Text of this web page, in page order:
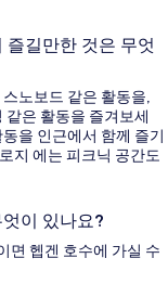
즐길만한 것은 무엇
노보드 같은 활동을,
은 활동을 즐겨보세
을 인근에서 함께 즐기
지 에는 피크닉 공간도
이 있나요?
면 헵겐 호수에 가실 수